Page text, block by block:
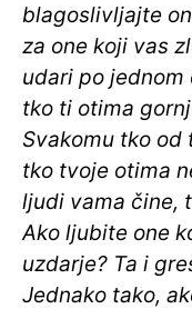
blagoslivljajte
za one koji vas
udari po jednom
tko ti otima
Svakomu tko od
tko tvoje otima
ljudi vama čine,
Ako ljubite one
uzdarje? Ta i
Jednako tako,